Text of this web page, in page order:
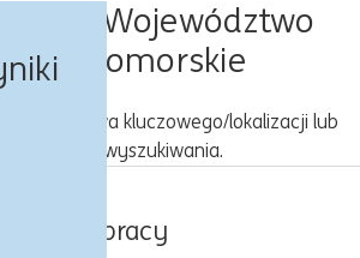
w Województwo
pomorskie
słowa kluczowego/lokalizacji lub
kryteria wyszukiwania.
Oferty pracy